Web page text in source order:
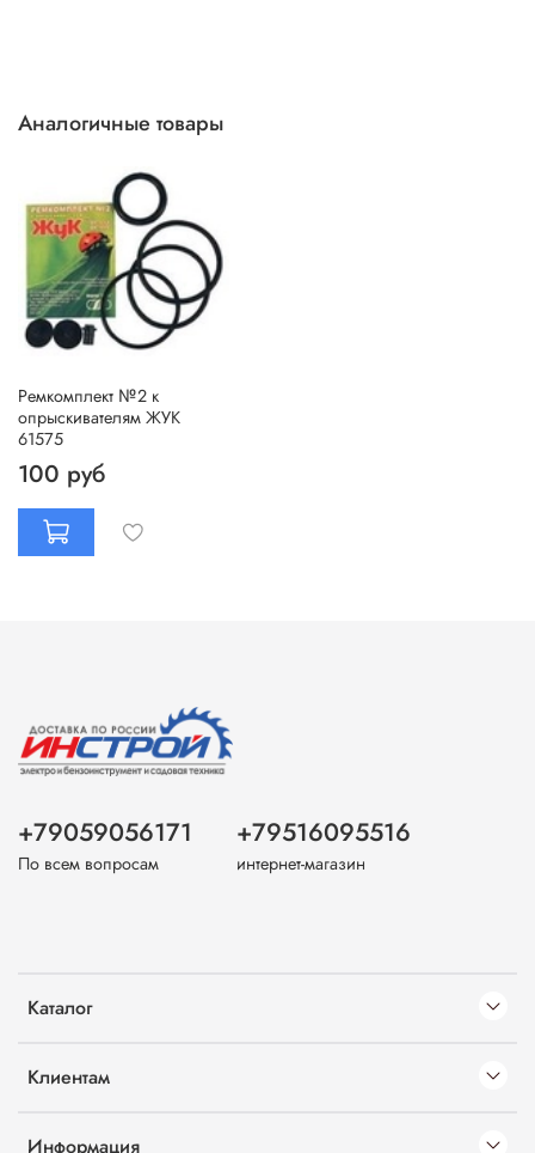
Аналогичные товары
Ремкомплект №2 к
опрыскивателям ЖУК
61575
100 руб
Каталог
Клиентам
Информация
+79059056171
По всем вопросам
+79516095516
интернет-магазин